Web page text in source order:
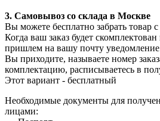
3. Самовывоз со склада в Москве
Вы можете бесплатно забрать товар
Когда ваш заказ будет
пришлем на вашу почту
Вы приходите, называете номер
комплектацию, расписываетесь в
Этот вариант - бесплатный
Необходимые документы для
лицами: